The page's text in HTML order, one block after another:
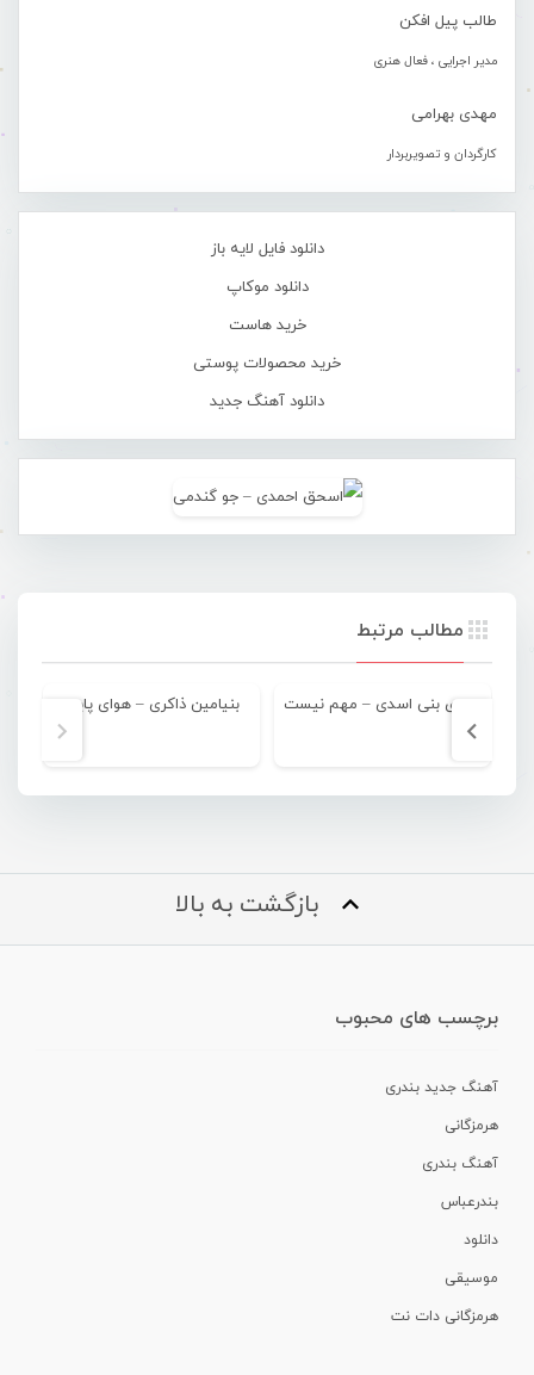
طالب پیل افکن
مدیر اجرایی ، فعال هنری
مهدی بهرامی
کارگردان و تصویربردار
دانلود فایل لایه باز
دانلود موکاپ
خرید هاست
خرید محصولات پوستی
دانلود آهنگ جدید
مطالب مرتبط
مهدی بنی اسدی – مهم نیست بنیامین ذاکری – هوای پاییز
بازگشت به بالا
برچسب های محبوب
آهنگ جدید بندری
هرمزگانی
آهنگ بندری
بندرعباس
دانلود
موسیقی
هرمزگانی دات نت